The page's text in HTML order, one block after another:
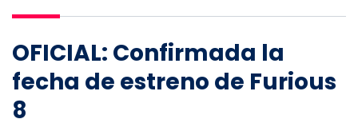
OFICIAL: Confirmada la
fecha de estreno de Furious
8